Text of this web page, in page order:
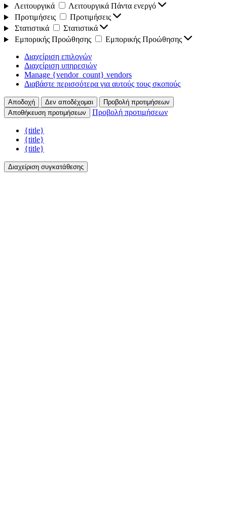
Λειτουργικά
Λειτουργικά Πάντα ενεργό
Προτιμήσεις
Προτιμήσεις
Στατιστικά
Στατιστικά
Εμπορικής Προώθησης
Εμπορικής Προώθησης
Διαχείριση επιλογών
Διαχείριση υπηρεσιών
Manage {vendor_count} vendors
Διαβάστε περισσότερα για αυτούς τους σκοπούς
Αποδοχή Δεν αποδέχομαι
Προβολή προτιμήσεων
Αποθήκευση προτιμήσεων
Προβολή προτιμήσεων
{title}
{title}
{title}
Διαχείριση συγκατάθεσης